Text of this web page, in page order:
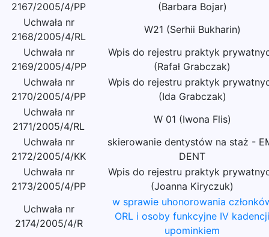
2167/2005/4/PP
(Barbara Bojar)
Uchwała nr
2168/2005/4/RL
W21 (Serhii Bukharin)
Uchwała nr
2169/2005/4/PP
Wpis do rejestru praktyk
(Rafał Grabczak)
Uchwała nr
2170/2005/4/PP
Wpis do rejestru praktyk
(Ida Grabczak)
Uchwała nr
2171/2005/4/RL
W 01 (Iwona Flis)
Uchwała nr
2172/2005/4/KK
skierowanie dentystów na staż -
DENT
Uchwała nr
2173/2005/4/PP
Wpis do rejestru praktyk
(Joanna Kiryczuk)
Uchwała nr
2174/2005/4/R
w sprawie uhonorowania
ORL i osoby funkcyjne IV kadencji
upominkiem